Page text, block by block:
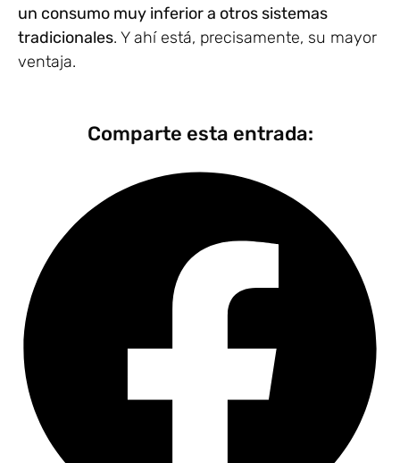
un consumo muy inferior a otros sistemas
tradicionales. Y ahí está, precisamente, su mayor
ventaja.
Comparte esta entrada: